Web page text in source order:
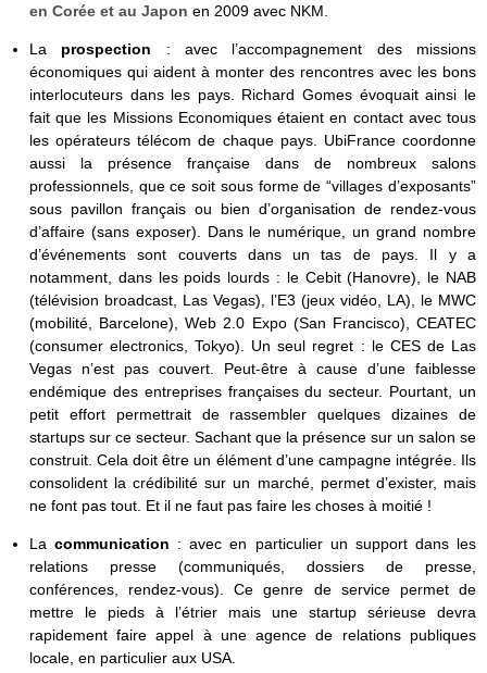
en Corée et au Japon en 2009 avec NKM.
La prospection : avec l’accompagnement des missions
économiques qui aident à monter des rencontres avec les bons
interlocuteurs dans les pays. Richard Gomes évoquait ainsi le
fait que les Missions Economiques étaient en contact avec tous
les opérateurs télécom de chaque pays. UbiFrance coordonne
aussi la présence française dans de nombreux salons
professionnels, que ce soit sous forme de “villages d’exposants”
sous pavillon français ou bien d’organisation de rendez-vous
d’affaire (sans exposer). Dans le numérique, un grand nombre
d’événements sont couverts dans un tas de pays. Il y a
notamment, dans les poids lourds : le Cebit (Hanovre), le NAB
(télévision broadcast, Las Vegas), l’E3 (jeux vidéo, LA), le MWC
(mobilité, Barcelone), Web 2.0 Expo (San Francisco), CEATEC
(consumer electronics, Tokyo). Un seul regret : le CES de Las
Vegas n’est pas couvert. Peut-être à cause d’une faiblesse
endémique des entreprises françaises du secteur. Pourtant, un
petit effort permettrait de rassembler quelques dizaines de
startups sur ce secteur. Sachant que la présence sur un salon se
construit. Cela doit être un élément d’une campagne intégrée. Ils
consolident la crédibilité sur un marché, permet d’exister, mais
ne font pas tout. Et il ne faut pas faire les choses à moitié !
Lacommunication : avec en particulier un support dans les
relations presse (communiqués, dossiers de presse,
conférences, rendez-vous). Ce genre de service permet de
mettre le pieds à l’étrier mais une startup sérieuse devra
rapidement faire appel à une agence de relations publiques
locale, en particulier aux USA.